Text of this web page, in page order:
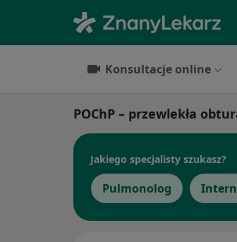
Konsultacje online
POChP – przewlekła
Jakiego specjalisty szukasz?
Pulmonolog